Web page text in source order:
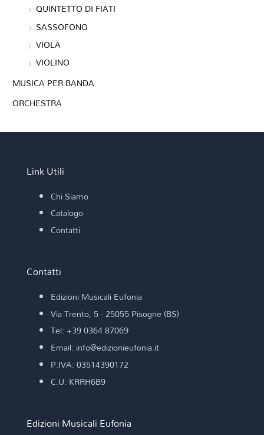
QUINTETTO DI FIATI
SASSOFONO
VIOLA
VIOLINO
MUSICA PER BANDA
ORCHESTRA
Link Utili
Chi Siamo
Catalogo
Contatti
Contatti
Edizioni Musicali Eufonia
Via Trento, 5 - 25055 Pisogne (BS)
Tel: +39 0364 87069
Email: info@edizionieufonia.it
P.IVA: 03514390172
C.U. KRRH6B9
Edizioni Musicali Eufonia